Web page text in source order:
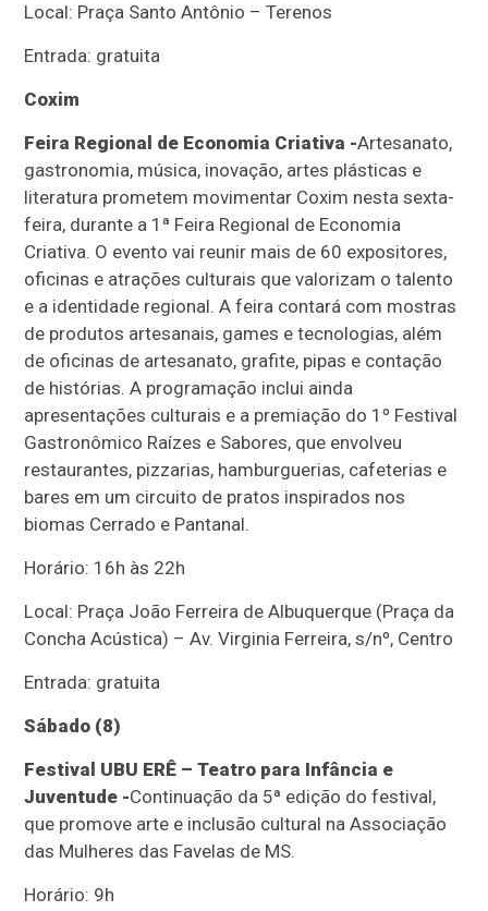
Local: Praça Santo Antônio – Terenos
Entrada: gratuita
Coxim
Feira Regional de Economia Criativa -Artesanato,
gastronomia, música, inovação, artes plásticas e
literatura prometem movimentar Coxim nesta sexta-
feira, durante a 1ª Feira Regional de Economia
Criativa. O evento vai reunir mais de 60 expositores,
oficinas e atrações culturais que valorizam o talento
e a identidade regional. A feira contará com mostras
de produtos artesanais, games e tecnologias, além
de oficinas de artesanato, grafite, pipas e contação
de histórias. A programação inclui ainda
apresentações culturais e a premiação do 1º Festival
Gastronômico Raízes e Sabores, que envolveu
restaurantes, pizzarias, hamburguerias, cafeterias e
bares em um circuito de pratos inspirados nos
biomas Cerrado e Pantanal.
Horário: 16h às 22h
Local: Praça João Ferreira de Albuquerque (Praça da
Concha Acústica) – Av. Virginia Ferreira, s/nº, Centro
Entrada: gratuita
Sábado (8)
Festival UBU ERÊ – Teatro para Infância e
Juventude -Continuação da 5ª edição do festival,
que promove arte e inclusão cultural na Associação
das Mulheres das Favelas de MS.
Horário: 9h